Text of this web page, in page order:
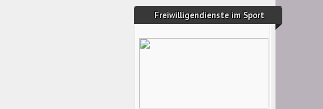
Freiwilligendienste im Sport